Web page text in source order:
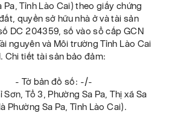
Pa, Tỉnh Lào Cai) theo giấy chứng
quyền sở hữu nhà ở và tài sản
DC 204359, số vào sổ cấp GCN
nguyên và Môi trường Tỉnh Lào Cai
Chi tiết tài sản bảo đảm:
Tờ bản đồ số: -/-
Tổ 3, Phường Sa Pa, Thị xã Sa
Phường Sa Pa, Tỉnh Lào Cai).